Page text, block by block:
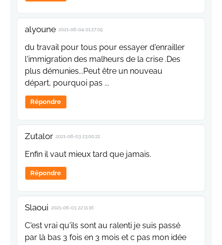
alyoune 2021-06-04 01:27:05
du travail pour tous pour essayer d'enrailler
l'immigration des malheurs de la crise .Des
plus démunies...Peut être un nouveau
départ, pourquoi pas ...
Répondre
Zutalor 2021-06-03 23:00:22
Enfin il vaut mieux tard que jamais.
Répondre
Slaoui 2021-06-03 22:11:16
C'est vrai qu'ils sont au ralenti je suis passé
par là bas 3 fois en 3 mois et c pas mon idée